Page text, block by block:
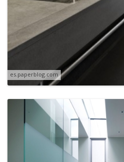
es.paperblog.com